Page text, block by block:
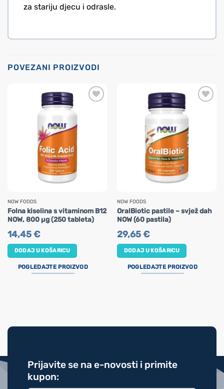
za stariju djecu i odrasle.
POVEZANI PROIZVODI
NOW FOODS
Folna kiselina s vitaminom B12
NOW, 800 µg (250 tableta)
14,45€
DODAJ U KOŠARICU
POGLEDAJTE PROIZVOD
NOW FOODS
OralBiotic pastile – svjež dah
NOW (60 pastila)
29,65€
DODAJ U KOŠARICU
POGLEDAJTE PROIZVOD
Prijavite se na e-novosti i primite
kupon: